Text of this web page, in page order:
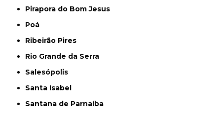
Pirapora do Bom Jesus
Poá
Ribeirão Pires
Rio Grande da Serra
Salesópolis
Santa Isabel
Santana de Parnaíba